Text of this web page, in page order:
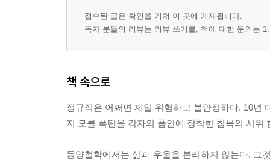
접수된 글은 확인을 거쳐 이 곳에 게재됩니다.
독자 분들의 리뷰는 리뷰 쓰기를, 책에 대한 문의는
책 속으로
정규직은 어쩌면 제일 위험하고 불안정하다. 10년
지 모를 폭탄을 각자의 품안에 장착한 침묵의 시
동양철학에서는 삶과 우울을 분리하지 않는다. 그